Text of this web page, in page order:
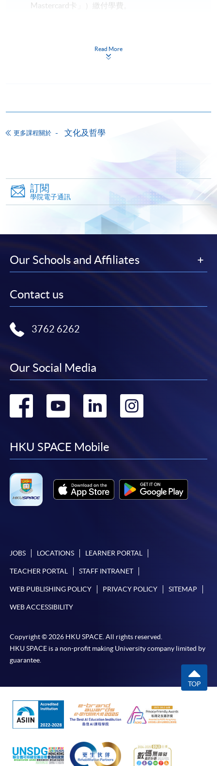
Mastercard卡」）繳付學費。
-短期課程
-個別學歷頒授課程
報讀同一學歷頒授課程內其他單元
個別課程為須報讀同一學歷頒授課程及其他單元或繳
交下期學費的學員，提供網上服務，如學員就讀的課
程設有此服務，課程負責人會通知學員有關程序。
Pay) 、「支付寶」(Online Alipay) 或 「轉數快」(FPS)
凡以「先到先得」為取錄方式的課程，請填妥
費以及所需證明文件呈交。
申請學歷頒授及專業課程可能需要其他資料，報名
表格後，請連同報名費/學費以及所需證明文件親
往報名中心或以郵遞方式遞交。
​學院為學歷頒授課程特設「註冊及學費通知」，適
課程負責人會為學員送上「註冊及學費通知」
心或以郵遞方式，遞交「通知」及繳交所需費用。
有關繳費詳情，請參閱付款方法。如對報名程序有任
何疑問，請詳閱個別課程資料，或聯絡有關課程負責
人或報名中心。
選用網上報名服務必須在已接駁互聯網及支援
JavaScript程式瀏覽器的電腦上進行。建議選用
Google Chrome瀏覽器。
申請人不應閒置申請超過10分鐘。否則，申請人
必須重新開始整個申請程序。
Read More
更多課程關於 文化及哲學
訂閱
學院電子通訊
Our Schools and Affiliates
Contact us
3762 6262
Our Social Media
Go
facebook
Go
youtube
Go
linkedin
Go
HKU SPACE Mobile
JOBS LOCATIONS LEARNER PORTAL
TEACHER PORTAL STAFF INTRANET
WEB PUBLISHING POLICY PRIVACY POLICY SITEMAP
WEB ACCESSIBILITY
Copyright © 2026 HKU SPACE. All rights reserved.
HKU SPACE is a non-profit making University company limited by
guarantee.
TOP